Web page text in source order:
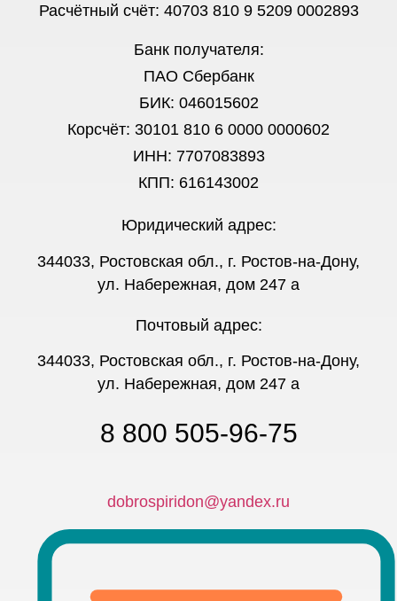
Расчётный счёт: 40703 810 9 5209 0002893
Банк получателя:
ПАО Сбербанк
БИК: 046015602
Корсчёт: 30101 810 6 0000 0000602
ИНН: 7707083893
КПП: 616143002
Юридический адрес:
344033, Ростовская обл., г. Ростов-на-Дону,
ул. Набережная, дом 247 а
Почтовый адрес:
344033, Ростовская обл., г. Ростов-на-Дону,
ул. Набережная, дом 247 а
8 800 505-96-75
dobrospiridon@yandex.ru